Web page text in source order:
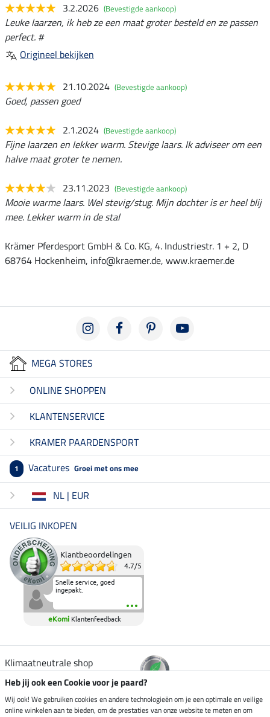
3.2.2026 (Bevestigde aankoop)
Leuke laarzen, ik heb ze een maat groter besteld en ze passen
perfect. #
Origineel bekijken
21.10.2024 (Bevestigde aankoop)
Goed, passen goed
2.1.2024 (Bevestigde aankoop)
Fijne laarzen en lekker warm. Stevige laars. Ik adviseer om een
halve maat groter te nemen.
23.11.2023 (Bevestigde aankoop)
Mooie warme laars. Wel stevig/stug. Mijn dochter is er heel blij
mee. Lekker warm in de stal
Krämer Pferdesport GmbH & Co. KG, 4. Industriestr. 1 + 2, D
68764 Hockenheim, info@kraemer.de, www.kraemer.de
MEGA STORES
ONLINE SHOPPEN
KLANTENSERVICE
KRAMER PAARDENSPORT
1 Vacatures Groei met ons mee
NL | EUR
VEILIG INKOPEN
Klantbeoordelingen
4.7/5
Snelle service, goed
ingepakt.
eKomi Klantenfeedback
Klimaatneutrale shop
Verzending per
Heb jij ook een Cookie voor je paard?
Wij ook! We gebruiken cookies en andere technologieën om je een optimale en veilige
online winkelen aan te bieden, om de prestaties van onze website te meten en om